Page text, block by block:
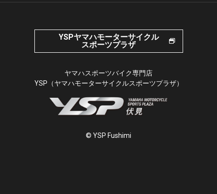
YSPヤマハモーターサイクル
スポーツプラザ
ヤマハスポーツバイク専門店
YSP（ヤマハモーターサイクルスポーツプラザ）
© YSP Fushimi